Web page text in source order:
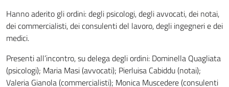
Hanno aderito gli ordini: degli psicologi, degli avvocati, dei notai,
dei commercialisti, dei consulenti del lavoro, degli ingegneri e dei
medici.
Presenti all’incontro, su delega degli ordini: Dominella Quagliata
(psicologi); Maria Masi (avvocati); Pierluisa Cabiddu (notai);
Valeria Gianola (commercialisti); Monica Muscedere (consulenti